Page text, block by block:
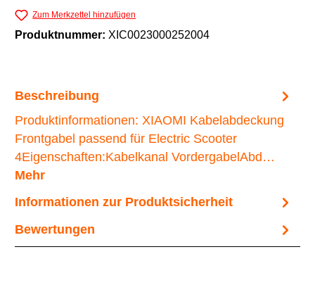
Zum Merkzettel hinzufügen
Produktnummer: XIC0023000252004
Beschreibung
Produktinformationen: XIAOMI Kabelabdeckung
Frontgabel passend für Electric Scooter
4Eigenschaften:Kabelkanal VordergabelAbd…
Mehr
Informationen zur Produktsicherheit
Bewertungen